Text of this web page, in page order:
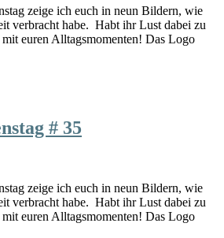
zeige ich euch in neun Bildern, wie
verbracht habe. Habt ihr Lust dabei zu
mit euren Alltagsmomenten! Das Logo
# 35
zeige ich euch in neun Bildern, wie
verbracht habe. Habt ihr Lust dabei zu
mit euren Alltagsmomenten! Das Logo